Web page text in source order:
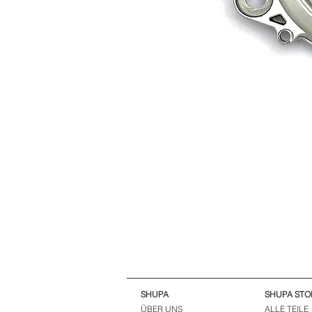
SHUPA
ÜBER UNS
SHUPA
ALLE TEILE